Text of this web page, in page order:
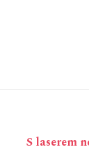
S laserem